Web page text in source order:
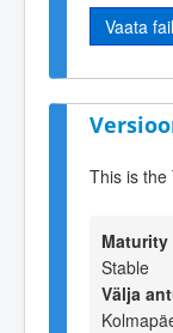
Vaata
This is the
Maturity
Stable
Välja